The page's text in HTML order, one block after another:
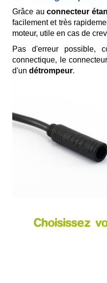
Grâce auconnecteur
facilement et très
moteur, utile en cas de
Pas d'erreur possible,
connectique, le
d'un détrompeur.
Choisissez